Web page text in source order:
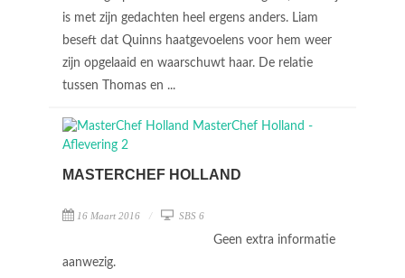
is met zijn gedachten heel ergens anders. Liam
beseft dat Quinns haatgevoelens voor hem weer
zijn opgelaaid en waarschuwt haar. De relatie
tussen Thomas en ...
MASTERCHEF HOLLAND
16 Maart 2016 SBS 6
Geen extra informatie
aanwezig.